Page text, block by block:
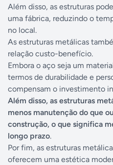
Além disso, as estruturas
uma fábrica, reduzindo o
no local.
As estruturas metálicas
relação custo-benefício.
Embora o aço seja um
termos de durabilidade e
compensam o investimento
Além disso, as estruturas
menos manutenção do que
construção, o que significa
longo prazo.
Por fim, as estruturas
oferecem uma estética